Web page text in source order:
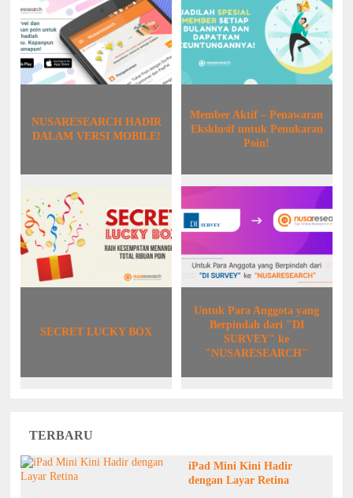
NUSARESEARCH HADIR
DALAM VERSI MOBILE!
Member Aktif – Penawaran
Eksklusif untuk Penukaran
Poin!
SECRET LUCKY BOX
Untuk Para Anggota yang
Berpindah dari "DI
SURVEY" ke
"NUSARESEARCH"
TERBARU
iPad Mini Kini Hadir
dengan Layar Retina